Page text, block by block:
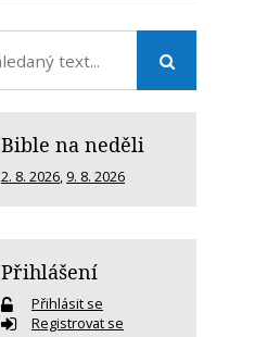
Bible na neděli
2. 8. 2026, 9. 8. 2026
Přihlášení
Přihlásit se
Registrovat se